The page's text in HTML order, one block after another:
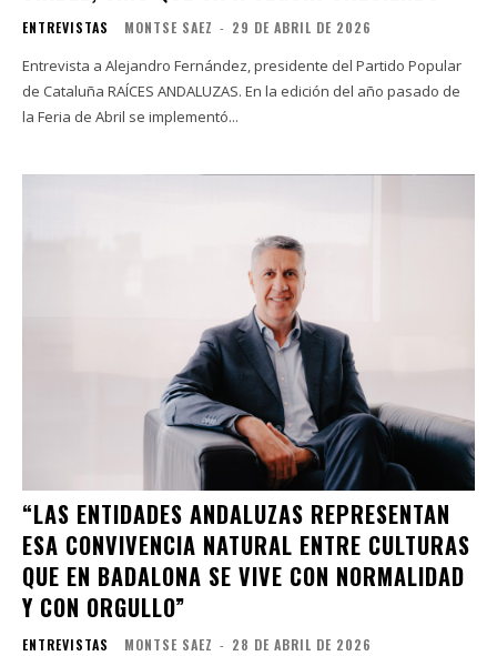
ENTREVISTAS MONTSE SAEZ - 29 DE ABRIL DE 2026
Entrevista a Alejandro Fernández, presidente del Partido Popular
de Cataluña RAÍCES ANDALUZAS. En la edición del año pasado de
la Feria de Abril se implementó...
“LAS ENTIDADES ANDALUZAS REPRESENTAN
ESA CONVIVENCIA NATURAL ENTRE CULTURAS
QUE EN BADALONA SE VIVE CON NORMALIDAD
Y CON ORGULLO”
ENTREVISTAS MONTSE SAEZ - 28 DE ABRIL DE 2026